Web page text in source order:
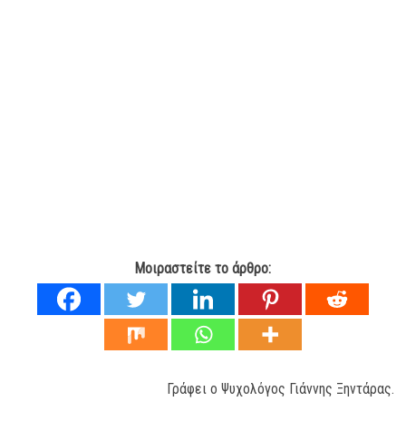
Μοιραστείτε το άρθρο:
Γράφει ο Ψυχολόγος Γιάννης Ξηντάρας.